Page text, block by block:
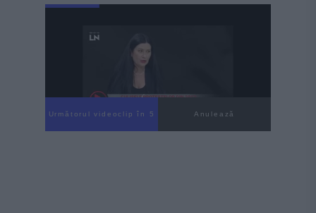
Următorul videoclip în 4 Anulează